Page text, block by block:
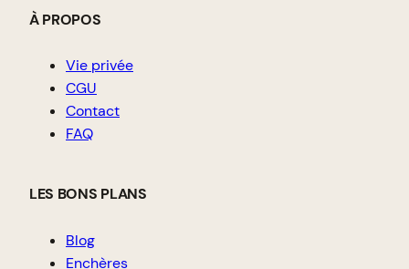
À PROPOS
Vie privée
CGU
Contact
FAQ
LES BONS PLANS
Blog
Enchères